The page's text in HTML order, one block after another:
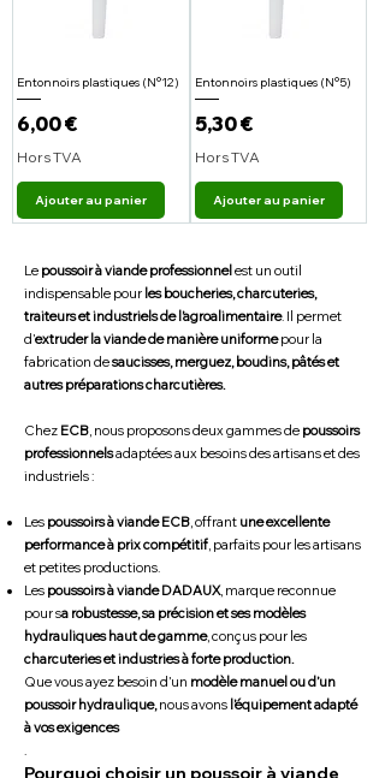
Entonnoirs plastiques (N°12)
Prix
6,00 €
Hors TVA
Ajouter au panier
Entonnoirs plastiques (N°5)
Prix
5,30 €
Hors TVA
Ajouter au panier
Le poussoir à viande professionnelest un outil
indispensable pour les boucheries, charcuteries,
traiteurs et industriels de l’agroalimentaire. Il permet
d’extruder la viande de manière uniformepour la
fabrication desaucisses, merguez, boudins, pâtés et
autres préparations charcutières.
Chez ECB, nous proposons deux gammes de poussoirs
professionnelsadaptées aux besoins des artisans et des
industriels :
Les poussoirs à viande ECB, offrant une excellente
performance à prix compétitif, parfaits pour les artisans
et petites productions.
Les poussoirs à viande DADAUX, marque reconnue
pour sa robustesse, sa précision et ses modèles
hydrauliques haut de gamme, conçus pour les
charcuteries et industries à forte production.
Que vous ayez besoin d’un modèle manuel ou d’un
poussoir hydraulique,nous avons l’équipement adapté
à vos exigences
.
Pourquoi choisir un poussoir à viande